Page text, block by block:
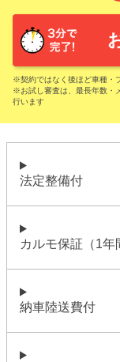
※契約ではなく後ほど車種・
※お試し審査は、最長年数・
行います
法定整備付
カルモ保証（1年
納車陸送費付